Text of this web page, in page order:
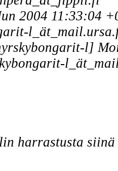
2004 11:33:04
l]
harrastusta siinä